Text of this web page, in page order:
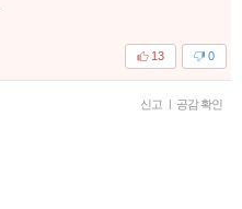
0
13
신고 | 공감 확인